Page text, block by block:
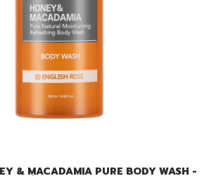
& MACADAMIA PURE BODY WASH -